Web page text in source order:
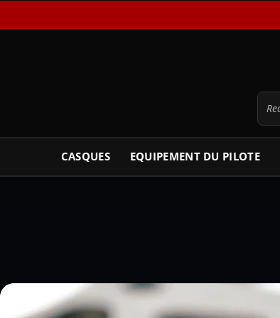
CASQUES EQUIPEMENT DU PILOTE